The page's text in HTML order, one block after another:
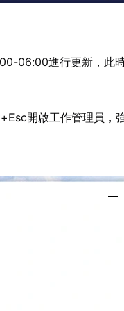
06:00進行更新，此時
開啟工作管理員，